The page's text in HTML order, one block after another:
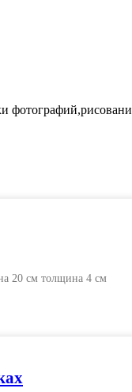
20 см толщина 4 см